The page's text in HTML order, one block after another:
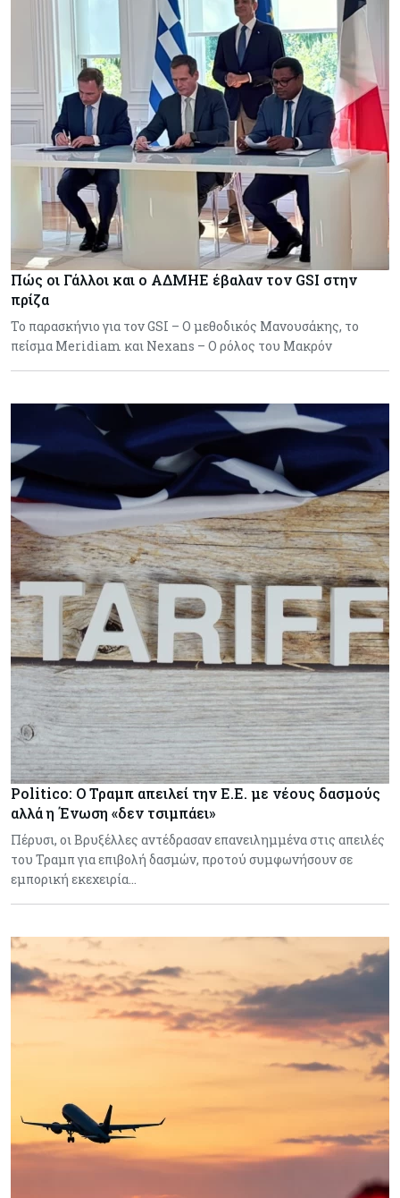
Πώς οι Γάλλοι και ο ΑΔΜΗΕ έβαλαν τον GSI στην
πρίζα
Το παρασκήνιο για τον GSI – Ο μεθοδικός Μανουσάκης, το
πείσμα Meridiam και Nexans – Ο ρόλος του Μακρόν
Politico: Ο Τραμπ απειλεί την Ε.Ε. με νέους δασμούς
αλλά η Ένωση «δεν τσιμπάει»
Πέρυσι, οι Βρυξέλλες αντέδρασαν επανειλημμένα στις απειλές
του Τραμπ για επιβολή δασμών, προτού συμφωνήσουν σε
εμπορική εκεχειρία…